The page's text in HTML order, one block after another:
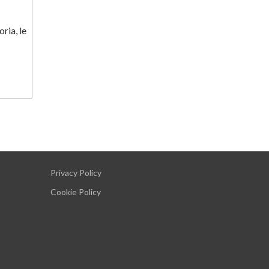
le
Privacy Policy
Cookie Policy